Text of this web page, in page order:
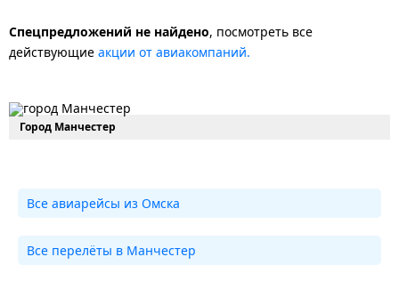
Спецпредложений не найдено, посмотреть все
действующие акции от авиакомпаний.
Город Манчестер
Все авиарейсы из Омска
Все перелёты в Манчестер